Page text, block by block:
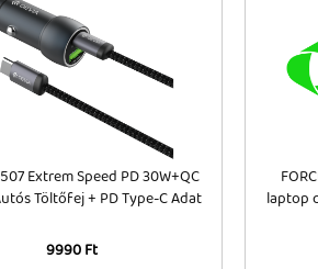
Extrem Speed PD 30W+QC
Töltőfej + PD Type-C Adat
9990 Ft
laptop